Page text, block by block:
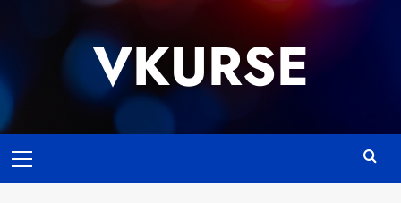
VKURSE
меню